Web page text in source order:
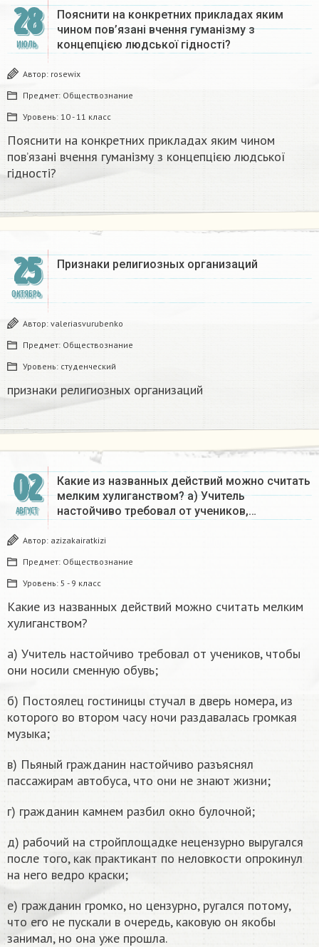
28
ИЮЛЬ
Пояснити на конкретних прикладах яким
чином пов’язані вчення гуманізму з
концепцією людської гідності?
Автор: rosewix
Предмет: Обществознание
Уровень: 10 - 11 класс
Пояснити на конкретних прикладах яким чином
пов’язані вчення гуманізму з концепцією людської
гідності?
25
ОКТЯБРЬ
Признаки религиозных организаций​
Автор: valeriasvurubenko
Предмет: Обществознание
Уровень: студенческий
признаки религиозных организаций​
02
АВГУСТ
Какие из названных действий можно считать
мелким хулиганством? а) Учитель
настойчиво требовал от учеников,…
Автор: azizakairatkizi
Предмет: Обществознание
Уровень: 5 - 9 класс
Какие из названных действий можно считать мелким
хулиганством?
а) Учитель настойчиво требовал от учеников, чтобы
они носили сменную обувь;
б) Постоялец гостиницы стучал в дверь номера, из
которого во втором часу ночи раздавалась громкая
музыка;
в) Пьяный гражданин настойчиво разъяснял
пассажирам автобуса, что они не знают жизни;
г) гражданин камнем разбил окно булочной;
д) рабочий на стройплощадке нецензурно выругался
после того, как практикант по неловкости опрокинул
на него ведро краски;
е) гражданин громко, но цензурно, ругался потому,
что его не пускали в очередь, каковую он якобы
занимал, но она уже прошла.